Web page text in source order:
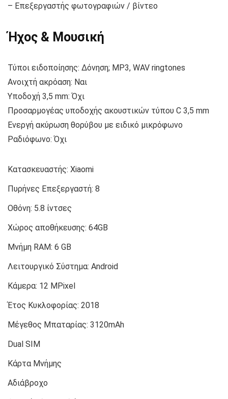
– Επεξεργαστής φωτογραφιών / βίντεο
Ήχος & Μουσική
Τύποι ειδοποίησης: Δόνηση; MP3, WAV ringtones
Ανοιχτή ακρόαση: Ναι
Υποδοχή 3,5 mm: Όχι
Προσαρμογέας υποδοχής ακουστικών τύπου C 3,5 mm
Ενεργή ακύρωση θορύβου με ειδικό μικρόφωνο
Ραδιόφωνο: Όχι
Κατασκευαστής: Xiaomi
Πυρήνες Επεξεργαστή: 8
Οθόνη: 5.8 ίντσες
Χώρος αποθήκευσης: 64GB
Μνήμη RAM: 6 GB
Λειτουργικό Σύστημα: Android
Κάμερα: 12 MPixel
Έτος Κυκλοφορίας: 2018
Μέγεθος Μπαταρίας: 3120mAh
Dual SIM
Κάρτα Μνήμης
Αδιάβροχο